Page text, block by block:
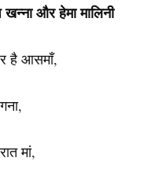
और हेमा मालिनी
है आसमाँ,
मां,